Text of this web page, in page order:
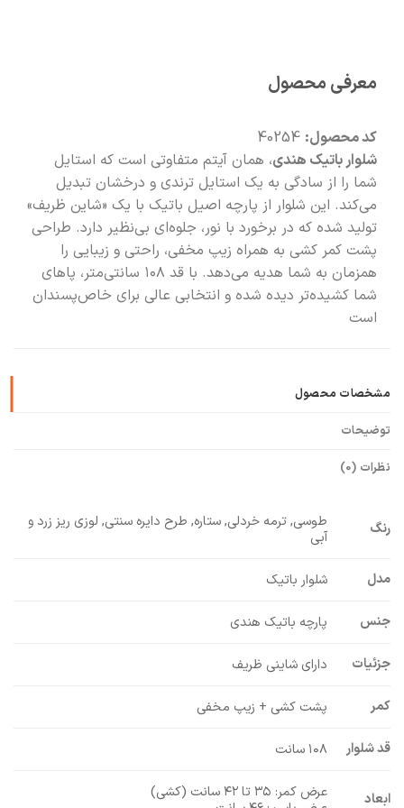
معرفی محصول
کد محصول: 40254
شلوار باتیک هندی، همان آیتم متفاوتی است که استایل
شما را از سادگی به یک استایل ترندی و درخشان تبدیل
می‌کند. این شلوار از پارچه اصیل باتیک با یک «شاین ظریف»
تولید شده که در برخورد با نور، جلوه‌ای بی‌نظیر دارد. طراحی
پشت کمر کشی به همراه زیپ مخفی، راحتی و زیبایی را
همزمان به شما هدیه می‌دهد. با قد ۱۰۸ سانتی‌متر، پاهای
شما کشیده‌تر دیده شده و انتخابی عالی برای خاص‌پسندان
است
مشخصات محصول
توضیحات
نظرات (0)
رنگ
طوسی, ترمه خردلی, ستاره, طرح دایره سنتی, لوزی ریز زرد و
آبی
مدل شلوار باتیک
جنس پارچه باتیک هندی
جزئیات دارای شاینی ظریف
کمر پشت کشی + زیپ مخفی
قد شلوار ۱۰۸ سانت
ابعاد
عرض کمر: ۳۵ تا ۴۲ سانت (کشی)